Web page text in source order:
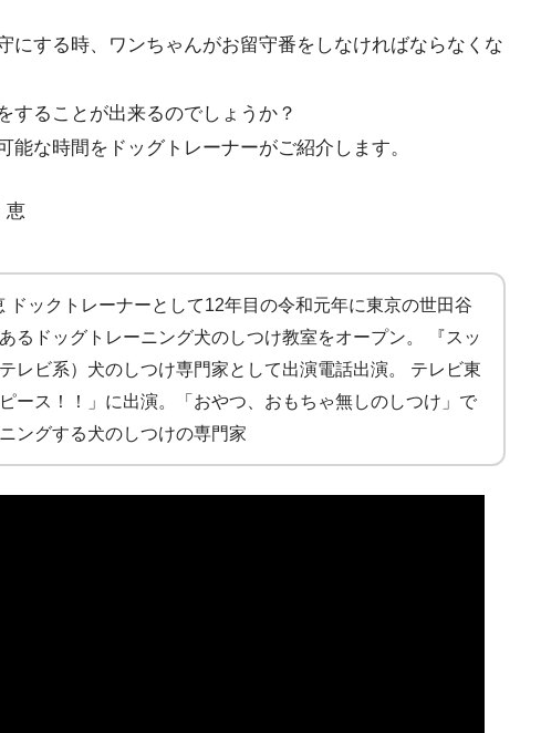
にする時、ワンちゃんがお留守番をしなければならなくな
することが出来るのでしょうか？
能な時間をドッグトレーナーがご紹介します。
恵
ドックトレーナーとして12年目の令和元年に東京の世田谷
るドッグトレーニング犬のしつけ教室をオープン。 『スッ
レビ系）犬のしつけ専門家として出演電話出演。 テレビ東
ース！！」に出演。「おやつ、おもちゃ無しのしつけ」で
ングする犬のしつけの専門家